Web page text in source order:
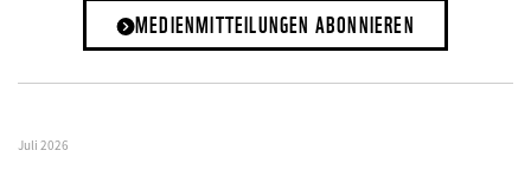
MEDIENMITTEILUNGEN ABONNIEREN
Juli 2026